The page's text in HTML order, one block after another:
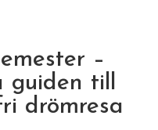
–
guiden till
drömresa